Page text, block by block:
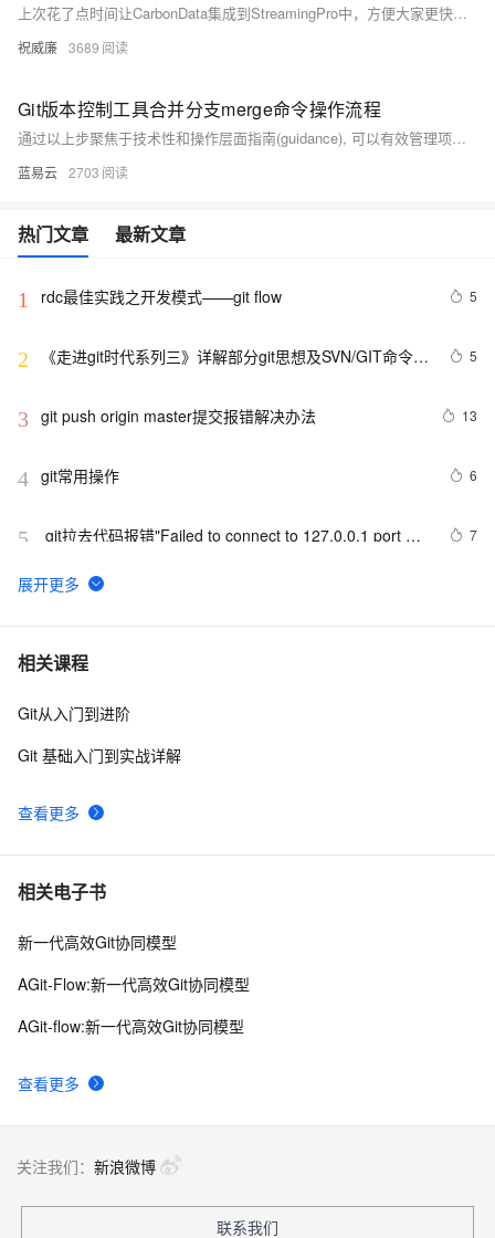
上次花了点时间让CarbonData集成到StreamingPro中，方便大家更快速的体验到CarbonData的好处，集成完毕后就写了篇文章：让CarbonData使用更简单 文章里面有下载链接，下载下来就能用，基本不需要你了解carbondata的知识就可以直接用。
祝威廉 3689
Git版本控制工具合并分支merge命令操作流程
通过以上步聚焦于技术性和操作层面指南(guidance), 可以有效管理项目版本控制(version control), 并促进团队协作(collaboration).
蓝易云 2703
热门文章 最新文章
1 rdc最佳实践之开发模式——git flow 5
2
《走进git时代系列三》详解部分git思想及SVN/GIT命令对
5
3 git push origin master提交报错解决办法 13
4 git常用操作 6
5
git拉去代码报错"Failed to connect to 127.0.0.1 port
7
6 从头开始：将新项目上传至Git仓库的简易指南
7 成功解决git rebase问题：First, rewinding head to
8 最新版Git(2.32.0)下载安装教程，简单明了 附带idea配
相关课程
查看更多
Git从入门到进阶
Git 基础入门到实战详解
相关电子书
查看更多
新一代高效Git协同模型
AGit-Flow:新一代高效Git协同模型
AGit-flow:新一代高效Git协同模型
关注我们： 新浪微博
联系我们